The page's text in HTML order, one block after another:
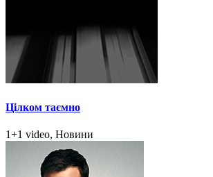
Цілком таємно
1+1 video, Новини